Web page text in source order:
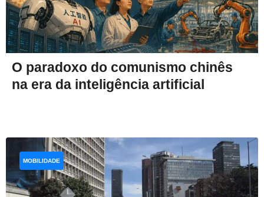
O paradoxo do comunismo chinês
na era da inteligência artificial
MOBILIDADE